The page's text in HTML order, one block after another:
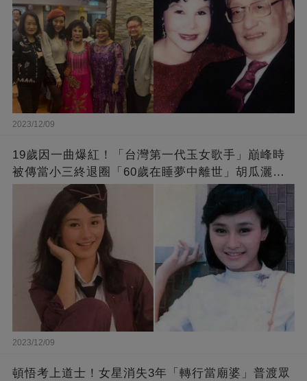
2023/12/09
19歲因一曲爆紅！「台灣第一代玉女歌手」巔峰時
被傳當小三終退圈「60歲在睡夢中離世」胡瓜灑淚
2023/12/09
頓悟考上道士！女星消失3年「轉行當廟婆」普渡眾